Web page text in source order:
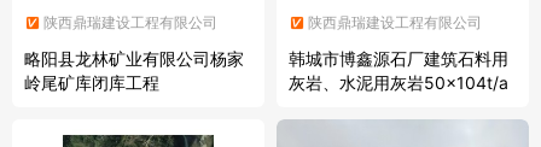
陕西鼎瑞建设工程有限公司
略阳县龙林矿业有限公司杨家
岭尾矿库闭库工程
陕西鼎瑞建设工程有限公司
韩城市博鑫源石厂建筑石料用
灰岩、水泥用灰岩50×104t/a